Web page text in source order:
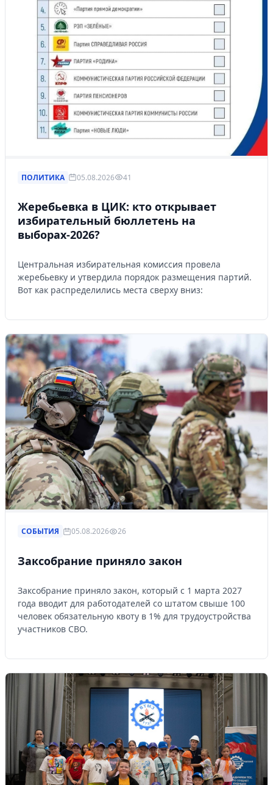
ПОЛИТИКА 05.08.2026 41
Жеребьевка в ЦИК: кто открывает
избирательный бюллетень на
выборах-2026?
Центральная избирательная комиссия провела
жеребьевку и утвердила порядок размещения партий.
Вот как распределились места сверху вниз:
СОБЫТИЯ 05.08.2026 26
Заксобрание приняло закон
Заксобрание приняло закон, который с 1 марта 2027
года вводит для работодателей со штатом свыше 100
человек обязательную квоту в 1% для трудоустройства
участников СВО.